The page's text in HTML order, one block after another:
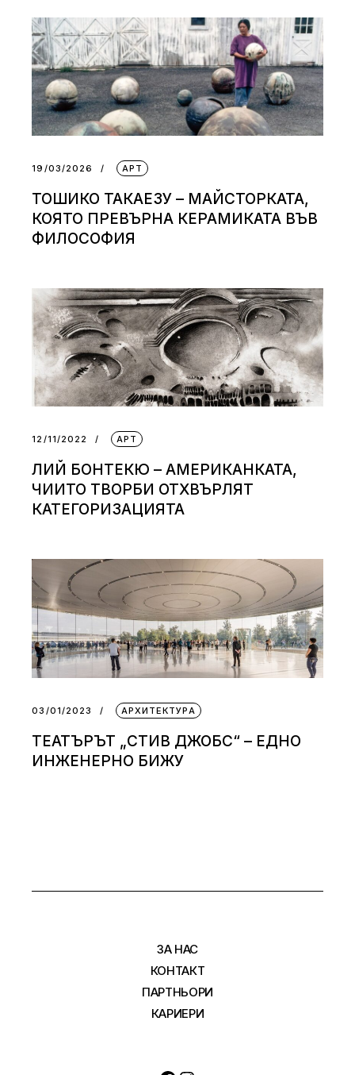
19/03/2026 АРТ
ТОШИКО ТАКАЕЗУ – МАЙСТОРКАТА,
КОЯТО ПРЕВЪРНА КЕРАМИКАТА ВЪВ
ФИЛОСОФИЯ
12/11/2022 АРТ
ЛИЙ БОНТЕКЮ – АМЕРИКАНКАТА,
ЧИИТО ТВОРБИ ОТХВЪРЛЯТ
КАТЕГОРИЗАЦИЯТА
03/01/2023 АРХИТЕКТУРА
ТЕАТЪРЪТ „СТИВ ДЖОБС“ – ЕДНО
ИНЖЕНЕРНО БИЖУ
ЗА НАС
КОНТАКТ
ПАРТНЬОРИ
КАРИЕРИ